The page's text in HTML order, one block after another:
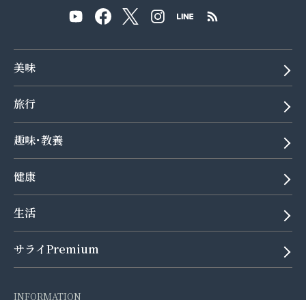
美味
旅行
趣味･教養
健康
生活
サライPremium
INFORMATION